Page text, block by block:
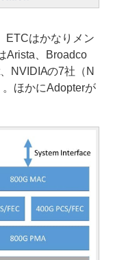
ETCはかなりメン
Arista、Broadco
NVIDIAの7社（N
ほかにAdopterが